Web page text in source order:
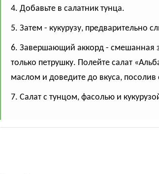
4. Добавьте в салатник тунца.
5. Затем - кукурузу, предварительно
6. Завершающий аккорд - смешанная
только петрушку. Полейте салат
маслом и доведите до вкуса, посолив
7. Салат с тунцом, фасолью и